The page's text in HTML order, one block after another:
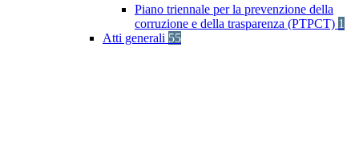
Piano triennale per la prevenzione della
corruzione e della trasparenza (PTPCT) 1
Atti generali 55